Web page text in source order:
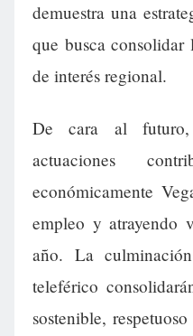
demuestra una
que busca
de interés regional.
De cara al
actuaciones
económicamente
empleo y atrayendo
año. La
teleférico
sostenible,